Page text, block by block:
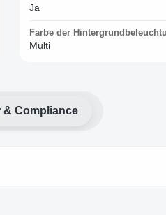
Ja
Farbe der
Multi
& Compliance